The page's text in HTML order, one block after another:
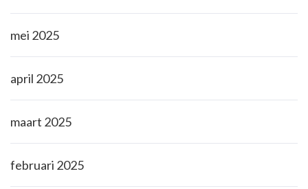
mei 2025
april 2025
maart 2025
februari 2025